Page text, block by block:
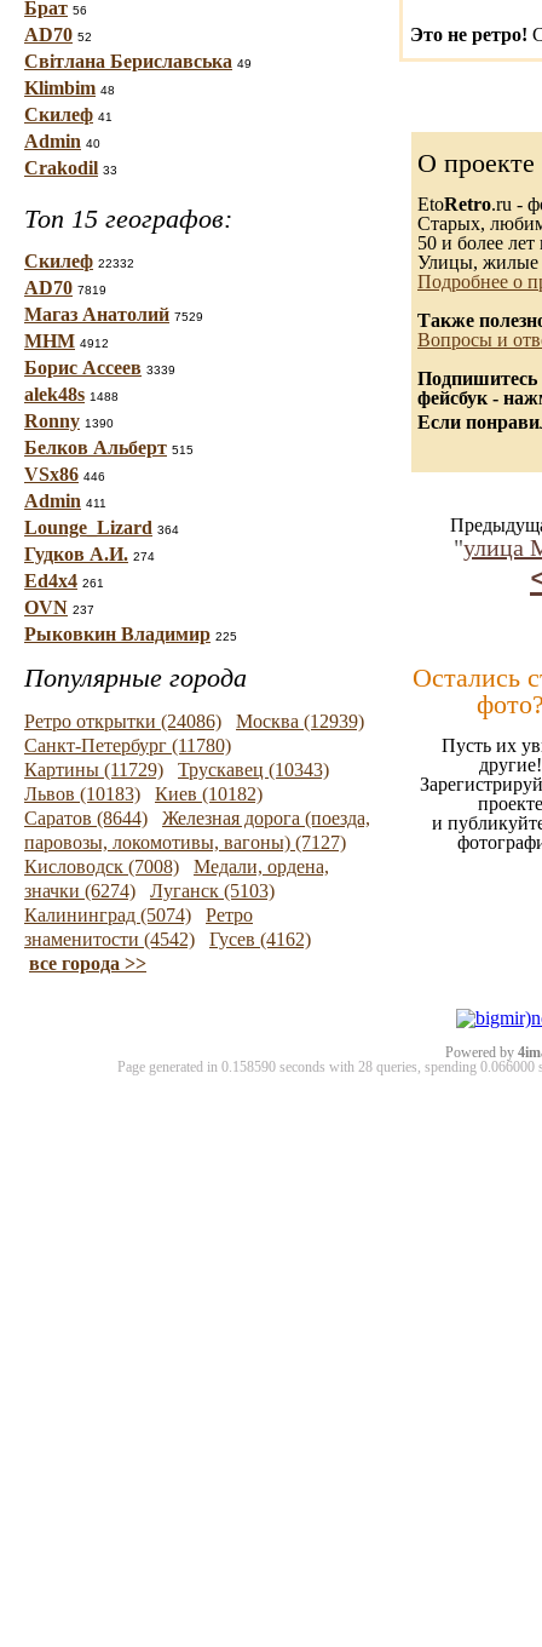
Брат 56
AD70 52
Світлана Бериславська 49
Klimbim 48
Скилеф 41
Admin 40
Crakodil 33
Топ 15 географов:
Скилеф 22332
AD70 7819
Магаз Анатолий 7529
МНМ 4912
Борис Ассеев 3339
alek48s 1488
Ronny 1390
Белков Альберт 515
VSx86 446
Admin 411
Lounge_Lizard 364
Гудков А.И. 274
Ed4x4 261
OVN 237
Рыковкин Владимир 225
Популярные города
Ретро открытки (24086)
Москва (12939)
Санкт-Петербург (11780)
Картины (11729)
Трускавец (10343)
Львов (10183)
Киев (10182)
Саратов (8644)
Железная дорога (поезда,
паровозы, локомотивы, вагоны) (7127)
Кисловодск (7008)
Медали, ордена,
значки (6274)
Луганск (5103)
Калининград (5074)
Ретро
знаменитости (4542)
Гусев (4162)
все города >>
Это не ретро!
О проекте
EtoRetro.ru -
Старых,
50 и более лет
Улицы, жилые
Подробнее о
Также
Вопросы и
Подпишитесь
фейсбук -
Если
"улица
Остались
Пусть их
другие!
проекте
и
Powered by
Page generated in 0.158590 seconds with 28 queries, spending